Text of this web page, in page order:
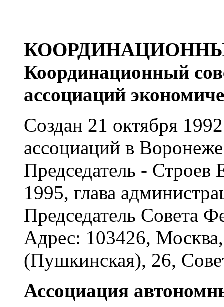
Координационный
ассоциаций
Создан 21 октября
ассоциаций в
Председатель - Строев
1995, глава
Председатель Совета
Адрес: 103426,
(Пушкинская), 26,
Ассоциация